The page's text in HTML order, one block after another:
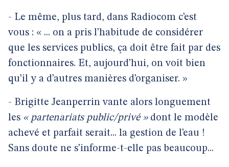
- Le même, plus tard, dans Radiocom c’est
vous : « ... on a pris l’habitude de considérer
que les services publics, ça doit être fait par des
fonctionnaires. Et, aujourd’hui, on voit bien
qu’il y a d’autres manières d’organiser. »
- Brigitte Jeanperrin vante alors longuement
les « partenariats public/privé » dont le modèle
achevé et parfait serait... la gestion de l’eau !
Sans doute ne s’informe-t-elle pas beaucoup...